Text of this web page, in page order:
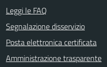
Leggi le FAQ
Segnalazione disservizio
Posta elettronica certificata
Amministrazione trasparente